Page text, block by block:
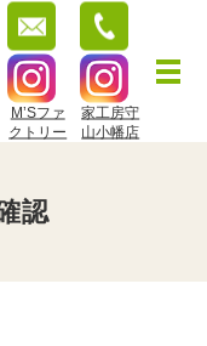
M’Sファ
クトリー
家工房守
山小幡店
認